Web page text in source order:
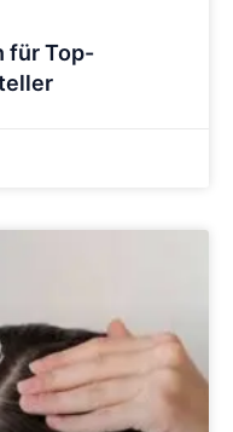
für Top-